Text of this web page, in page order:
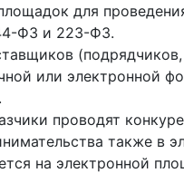
для
ФЗ и 223-ФЗ.
или электронной
проводят
также в
на электронной